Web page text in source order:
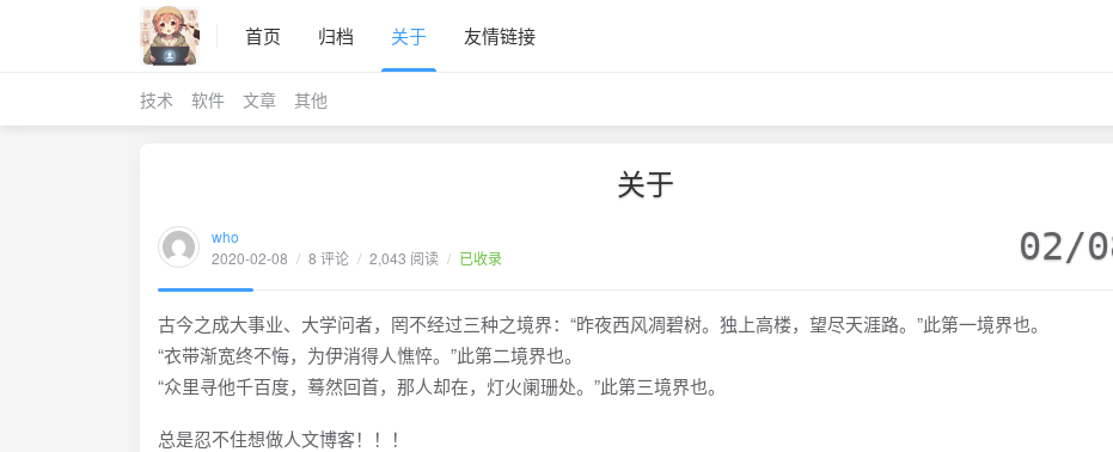
首页 归档 关于 友情链接
技术 软件 文章 其他
关于
who
2020-02-08 / 8 评论 / 2,043 阅读 / 已收录 02/
古今之成大事业、大学问者，罔不经过三种之境界：“昨夜西风凋碧树。独上高楼，望尽天涯路。”此第一境界也。
“衣带渐宽终不悔，为伊消得人憔悴。”此第二境界也。
“众里寻他千百度，蓦然回首，那人却在，灯火阑珊处。”此第三境界也。
总是忍不住想做人文博客！！！